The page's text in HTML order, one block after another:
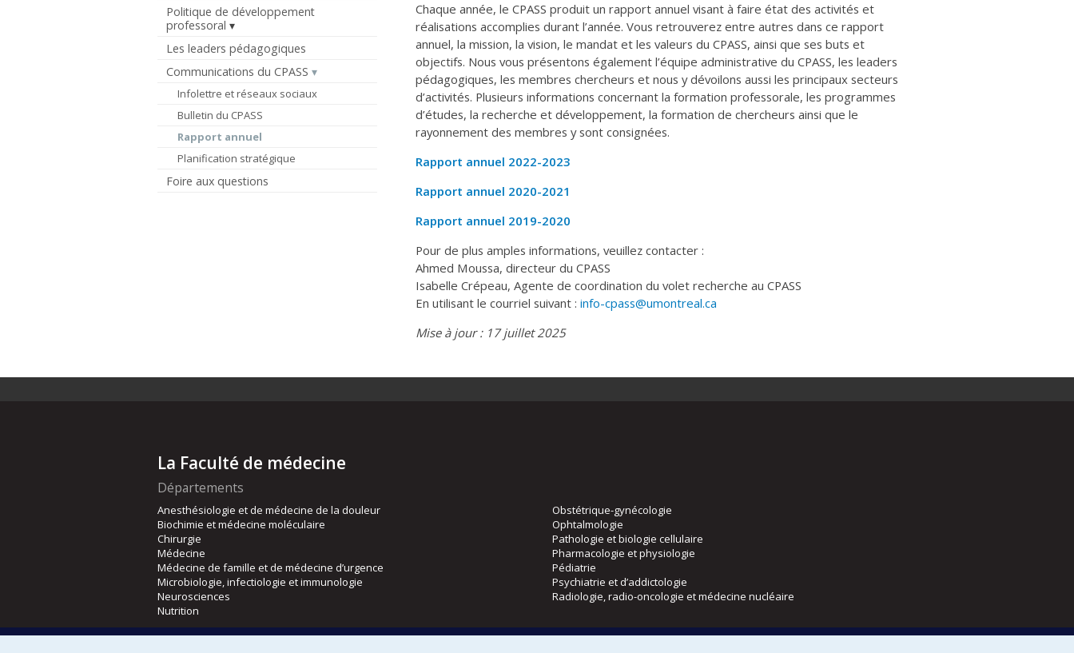
Politique de développement
professoral
Les leaders pédagogiques
Communications du CPASS
Infolettre et réseaux sociaux
Bulletin du CPASS
Rapport annuel
Planification stratégique
Foire aux questions
Chaque année, le CPASS produit un rapport annuel visant à faire état des activités et
réalisations accomplies durant l’année. Vous retrouverez entre autres dans ce rapport
annuel, la mission, la vision, le mandat et les valeurs du CPASS, ainsi que ses buts et
objectifs. Nous vous présentons également l’équipe administrative du CPASS, les leaders
pédagogiques, les membres chercheurs et nous y dévoilons aussi les principaux secteurs
d’activités. Plusieurs informations concernant la formation professorale, les programmes
d’études, la recherche et développement, la formation de chercheurs ainsi que le
rayonnement des membres y sont consignées.
Rapport annuel 2022-2023
Rapport annuel 2020-2021
Rapport annuel 2019-2020
Pour de plus amples informations, veuillez contacter :
Ahmed Moussa, directeur du CPASS
Isabelle Crépeau, Agente de coordination du volet recherche au CPASS
En utilisant le courriel suivant : info-cpass@umontreal.ca
Mise à jour : 17 juillet 2025
La Faculté de médecine
Départements
Anesthésiologie et de médecine de la douleur
Biochimie et médecine moléculaire
Chirurgie
Médecine
Médecine de famille et de médecine d’urgence
Microbiologie, infectiologie et immunologie
Neurosciences
Nutrition
Obstétrique-gynécologie
Ophtalmologie
Pathologie et biologie cellulaire
Pharmacologie et physiologie
Pédiatrie
Psychiatrie et d’addictologie
Radiologie, radio-oncologie et médecine nucléaire